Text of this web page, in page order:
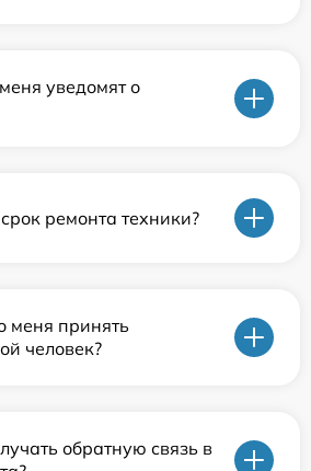
уведомят о
ремонта техники?
меня принять
человек?
обратную связь в